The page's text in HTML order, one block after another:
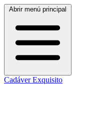
Abrir menú principal
Cadáver Exquisito